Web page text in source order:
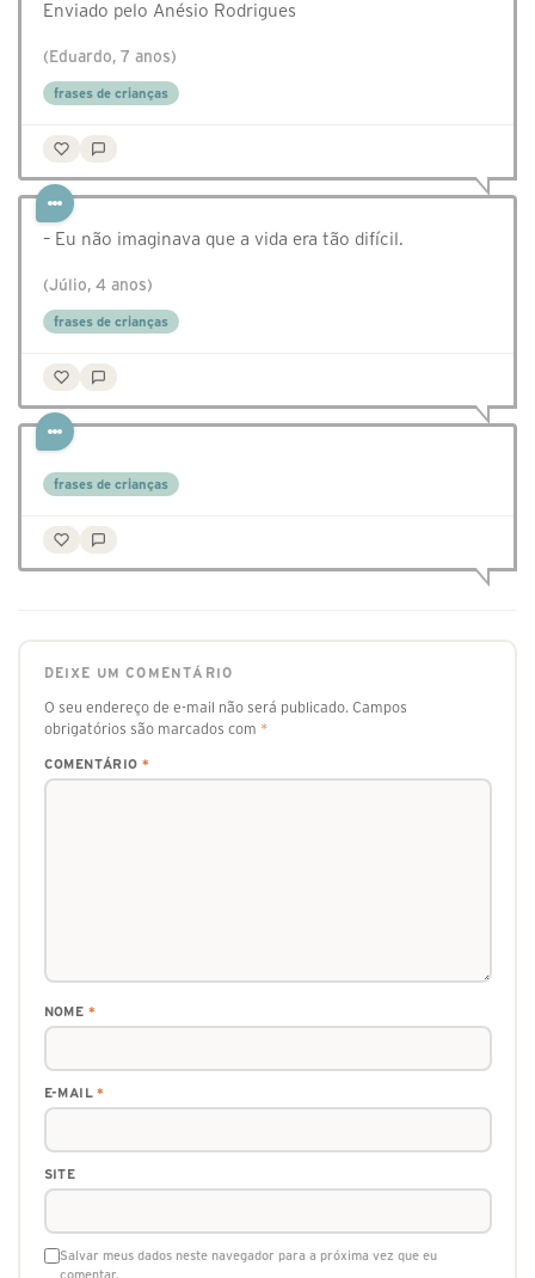
Enviado pelo Anésio Rodrigues
(Eduardo, 7 anos)
frases de crianças
– Eu não imaginava que a vida era tão difícil.
(Júlio, 4 anos)
frases de crianças
frases de crianças
DEIXE UM COMENTÁRIO
O seu endereço de e-mail não será publicado. Campos
obrigatórios são marcados com *
COMENTÁRIO *
NOME *
E-MAIL*
SITE
Salvar meus dados neste navegador para a próxima vez que eu
comentar.